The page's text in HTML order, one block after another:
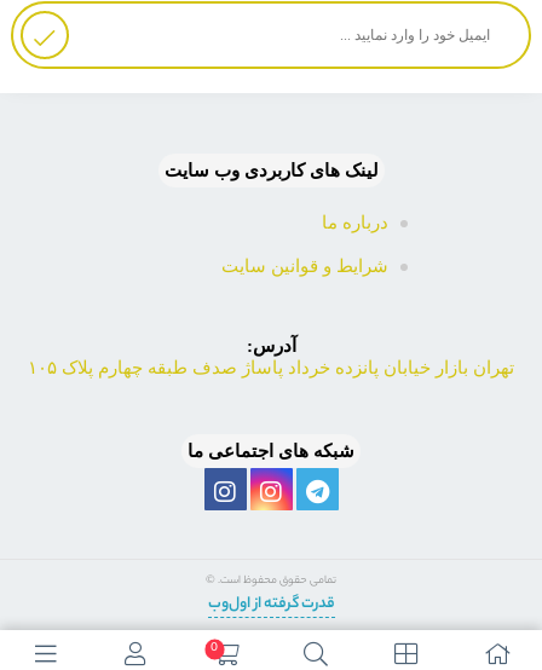
0
لینک های کاربردی وب سایت
درباره ما
شرایط و قوانین سایت
آدرس:
تهران بازار خیابان پانزده خرداد پاساژ صدف طبقه چهارم پلاک ۱۰۵
شبکه های اجتماعی ما
تمامی حقوق محفوظ است. ©
قدرت گرفته از اول‌وب